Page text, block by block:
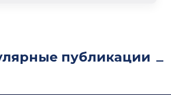
публикации